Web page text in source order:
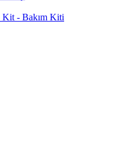
Kit - Bakım Kiti